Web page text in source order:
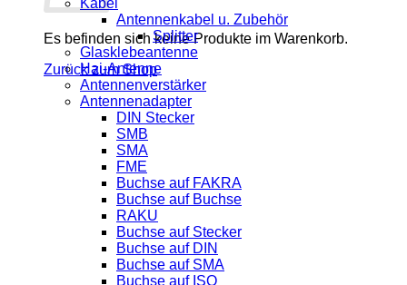
Es befinden sich keine Produkte im Warenkorb.
Zurück zum Shop
Kabel
Antennenkabel u. Zubehör
Splitter
Glasklebeantenne
Hai-Antenne
Antennenverstärker
Antennenadapter
DIN Stecker
SMB
SMA
FME
Buchse auf FAKRA
Buchse auf Buchse
RAKU
Buchse auf Stecker
Buchse auf DIN
Buchse auf SMA
Buchse auf ISO